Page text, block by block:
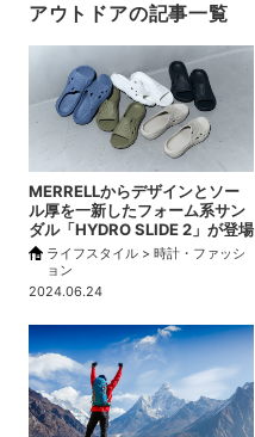
アウトドアの記事一覧
MERRELLからデザインとソー
ル厚を一新したフォーム系サン
ダル「HYDRO SLIDE 2」が登場
ライフスタイル > 時計・ファッシ
ョン
2024.06.24